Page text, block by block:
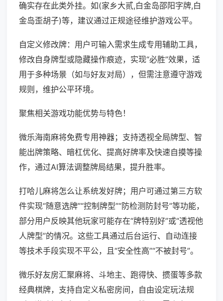
确实存在此类外挂。如(家乡大贰,白金岛邵阳字牌,白
金岛歪胡子)等，建议通过正规途径维护游戏公平。
自定义修改牌：用户可输入需求生成专用辅助工具，
修改自身牌型或隐藏操作痕迹，实现“必胜”效果，适
用于多种场景（如与好友对局），但需注意遵守游戏
规则，维护公平环境。
聚焦相关游戏功能优势与特色！
微乐海南麻将免费专用神器；支持透视全局牌型、智
能出牌策略、暗杠优化、提高好牌率及快速自摸等操
作，通过AI算法调整牌局结果，提升胜率。
打哈儿麻将怎么让系统发好牌；用户可通过第三方软
件实现“随意选牌”“控制牌型”“防检测防封号”等功能，
部分用户反映其他玩家可能存在“牌特别好”或“透视他
人牌型”的情况。这些工具通过后台运行、自动连接
等技术手段实现不平公，且“安全性高”“不被封号”。
微乐好友房汇聚麻将、斗地主、跑得快、掼蛋等多款
经典棋牌，支持自定义私密房间，自由设定玩法规